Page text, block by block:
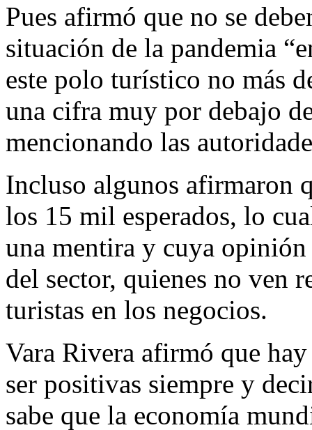
Pues afirmó que no se
situación de la pandemia
este polo turístico no más
una cifra muy por debajo
mencionando las
Incluso algunos afirmaron
los 15 mil esperados, lo
una mentira y cuya opinión
del sector, quienes no ven
turistas en los negocios.
Vara Rivera afirmó que hay
ser positivas siempre y
sabe que la economía